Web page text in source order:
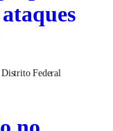
Federal